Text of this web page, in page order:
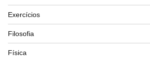
Exercícios
Filosofia
Física